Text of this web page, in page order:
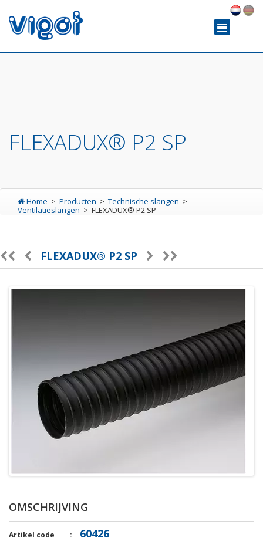
FLEXADUX® P2 SP
Home Producten
Technische slangen
Ventilatieslangen
FLEXADUX® P2 SP
FLEXADUX® P2 SP
OMSCHRIJVING
Artikel code 60426